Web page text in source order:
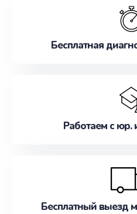
наилучшим образом. Не
Бесплатная
Работаем с юр.
Бесплатный выезд